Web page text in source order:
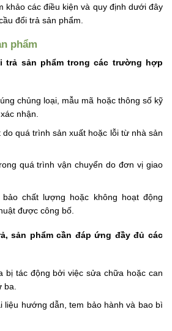
khảo các điều kiện và quy định dưới đây
đổi trả sản phẩm.
phẩm
trả sản phẩm trong các trường hợp
chủng loại, mẫu mã hoặc thông số kỹ
nhận.
quá trình sản xuất hoặc lỗi từ nhà sản
quá trình vận chuyển do đơn vị giao
chất lượng hoặc không hoạt động
được công bố.
sản phẩm cần đáp ứng đầy đủ các
bị tác động bởi việc sửa chữa hoặc can
liệu hướng dẫn, tem bảo hành và bao bì